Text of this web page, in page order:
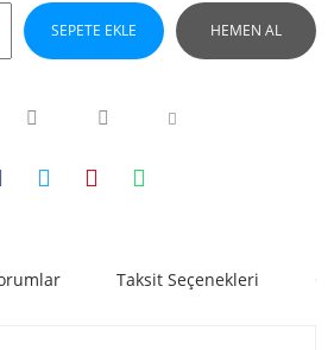
SEPETE EKLE HEMEN AL
Taksit Seçenekleri